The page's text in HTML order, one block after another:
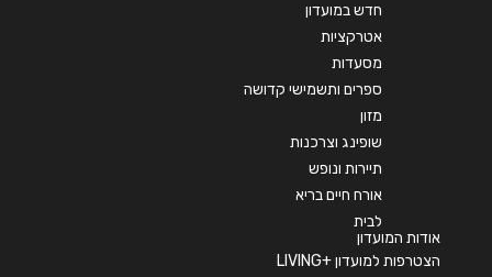
חדש במועדון
אטרקציות
מסעדות
ספרים ותשמישי קדושה
מזון
שופינג וצרכנות
תיירות ונופש
אורח חיים בריא
לבית
אודות המועדון
הצטרפות למועדון +LIVING